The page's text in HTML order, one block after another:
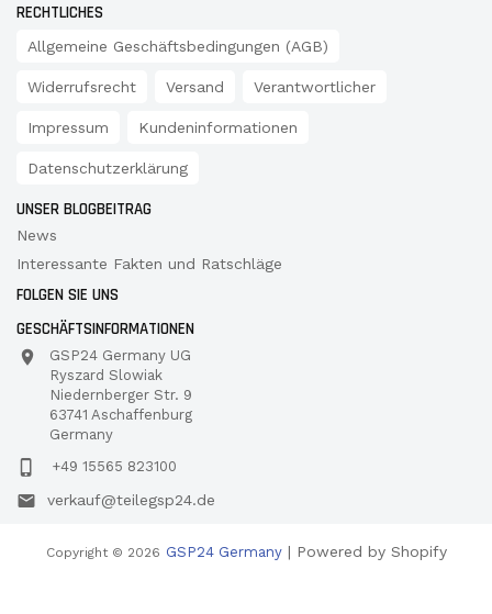
RECHTLICHES
Allgemeine Geschäftsbedingungen (AGB)
Widerrufsrecht Versand Verantwortlicher
Impressum Kundeninformationen
Datenschutzerklärung
UNSER BLOGBEITRAG
News
Interessante Fakten und Ratschläge
FOLGEN SIE UNS
GESCHÄFTSINFORMATIONEN
GSP24 Germany UG
Ryszard Slowiak
Niedernberger Str. 9
63741 Aschaffenburg
Germany
+49 15565 823100
verkauf@teilegsp24.de
Copyright © 2026 GSP24 Germany| Powered by Shopify